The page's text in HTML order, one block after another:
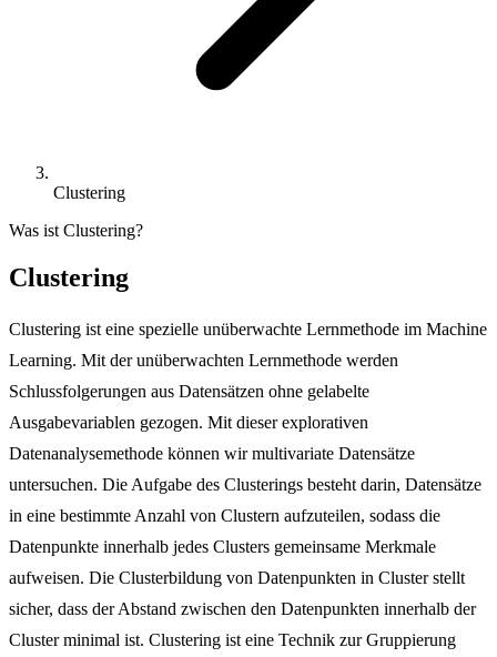
Clustering
Was ist Clustering?
Clustering
Clustering ist eine spezielle unüberwachte Lernmethode im Machine
Learning. Mit der unüberwachten Lernmethode werden
Schlussfolgerungen aus Datensätzen ohne gelabelte
Ausgabevariablen gezogen. Mit dieser explorativen
Datenanalysemethode können wir multivariate Datensätze
untersuchen. Die Aufgabe des Clusterings besteht darin, Datensätze
in eine bestimmte Anzahl von Clustern aufzuteilen, sodass die
Datenpunkte innerhalb jedes Clusters gemeinsame Merkmale
aufweisen. Die Clusterbildung von Datenpunkten in Cluster stellt
sicher, dass der Abstand zwischen den Datenpunkten innerhalb der
Cluster minimal ist. Clustering ist eine Technik zur Gruppierung